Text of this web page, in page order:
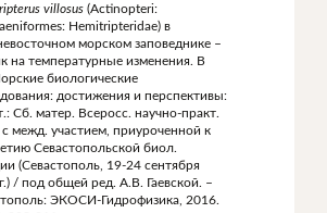
villosus (Actinopteri:
Hemitripteridae) в
морском заповеднике –
на температурные изменения. В
биологические
достижения и перспективы:
Сб. матер. Всеросс. научно-практ.
межд. участием, приуроченной к
Севастопольской биол.
(Севастополь, 19-24 сентября
/ под общей ред. А.В. Гаевской. –
ЭКОСИ-Гидрофизика, 2016.